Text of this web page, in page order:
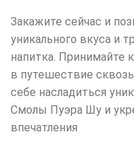
Закажите сейчас и
уникального вкуса и
напитка. Принимайте
в путешествие
себе насладиться
Смолы Пуэра Шу и
впечатления